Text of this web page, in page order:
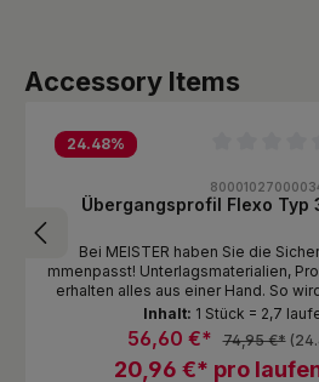
Produktgalerie überspringen
Accessory Items
24.48%
Übergangsprofil Flexo Typ
Bei MEISTER haben Sie die
mmenpasst! Unterlagsmaterialien,
erhalten alles aus einer Hand. So
eine ganzheitliche
vor allem lange und zuverlässig
umfangreiches
20,96 €* pro
56,60 €* 74,95 €*
Inhalt: 1 Stück = 2,7